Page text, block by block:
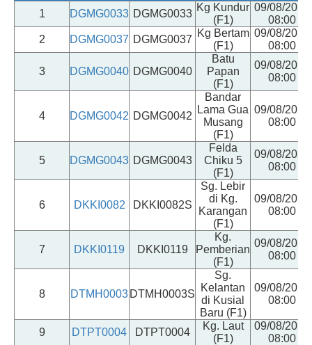
1 DGMG0033 DGMG0033
Kg Kundur
(F1)
09/08/2026
08:00
2
DGMG0037 DGMG0037
Kg Bertam
(F1)
09/08/2026
08:00
3 DGMG0040 DGMG0040
Batu
Papan
(F1)
09/08/2026
08:00
4 DGMG0042 DGMG0042
Bandar
Lama Gua
Musang
(F1)
09/08/2026
08:00
5 DGMG0043 DGMG0043
Felda
Chiku 5
(F1)
09/08/2026
08:00
6 DKKI0082 DKKI0082S
Sg. Lebir
di Kg.
Karangan
(F1)
09/08/2026
08:00
7 DKKI0119 DKKI0119
Kg.
Pemberian
(F1)
09/08/2026
08:00
8 DTMH0003 DTMH0003S
Sg.
Kelantan
di Kusial
Baru (F1)
09/08/2026
08:00
9 DTPT0004 DTPT0004
Kg. Laut
(F1)
09/08/2026
08:00